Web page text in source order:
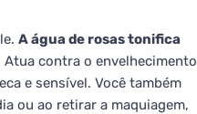
A água de rosas tonifica
contra o envelhecimento
e sensível. Você também
ou ao retirar a maquiagem,